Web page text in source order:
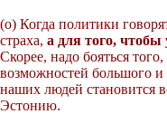
(о) Когда политики
страха, а для того, чтобы
Скорее, надо бояться
возможностей большого и
наших людей становится
Эстонию.